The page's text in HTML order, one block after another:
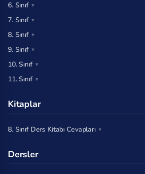
6. Sınıf
7. Sınıf
8. Sınıf
9. Sınıf
10. Sınıf
11. Sınıf
Kitaplar
8. Sınıf Ders Kitabı Cevapları
Dersler